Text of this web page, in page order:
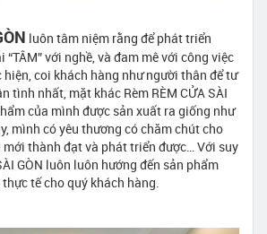
luôn tâm niệm rằng để phát triển
“TÂM” với nghề, và đam mê với công việc
coi khách hàng như người thân để tư
tình nhất, mặt khác Rèm RÈM CỬA SÀI
của mình được sản xuất ra giống như
mình có yêu thương có chăm chút cho
thành đạt và phát triển được… Với suy
GÒN luôn luôn hướng đến sản phẩm
tế cho quý khách hàng.